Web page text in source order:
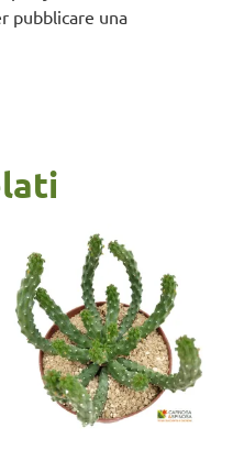
pubblicare una